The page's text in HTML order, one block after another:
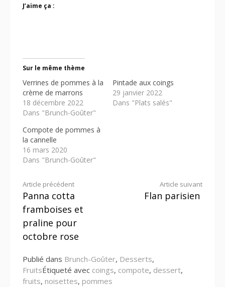
J’aime ça :
Sur le même thème
Verrines de pommes à la
crème de marrons
18 décembre 2022
Dans "Brunch-Goûter"
Pintade aux coings
29 janvier 2022
Dans "Plats salés"
Compote de pommes à
la cannelle
16 mars 2020
Dans "Brunch-Goûter"
Lire
la
suite
Article précédent
Panna cotta
framboises et
praline pour
octobre rose
Article suivant
Flan parisien
Publié dans Brunch-Goûter, Desserts,
FruitsÉtiqueté avec coings, compote, dessert,
fruits, noisettes, pommes